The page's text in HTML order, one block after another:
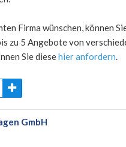
Firma wünschen, können
zu 5 Angebote von
Sie diesehier anfordern.
GmbH